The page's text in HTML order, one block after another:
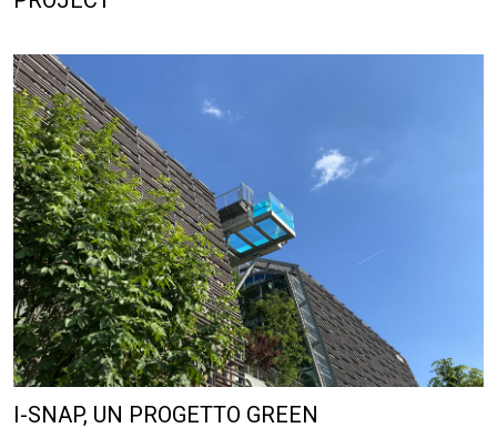
I-SNAP, UN PROGETTO GREEN